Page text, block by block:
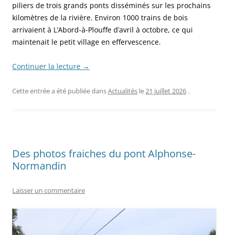
piliers de trois grands ponts disséminés sur les prochains
kilomètres de la rivière. Environ 1000 trains de bois
arrivaient à L’Abord-à-Plouffe d’avril à octobre, ce qui
maintenait le petit village en effervescence.
Continuer la lecture →
Cette entrée a été publiée dansActualités le21 juillet 2026 .
Des photos fraiches du pont Alphonse-
Normandin
Laisser un commentaire